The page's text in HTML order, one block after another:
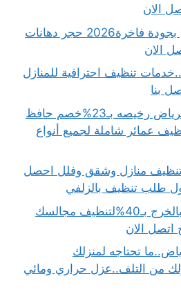
ترميم واجهات بالرياض بجودة فاخرة2026 حجر دهانات
تنظيف احترافية للمنازل
شركة تنظيف عمائر بالرياض رخيصه بـ23%خصم حافظ
عمائر شاملة لجميع أنواع
منازل وشقق وفلل احصل
شركة تنظيف مجالس بالخرج بـ40%لتنظيف مجالسك
تحتاجه لمنزلك
من التلف..عزل حراري ومائي